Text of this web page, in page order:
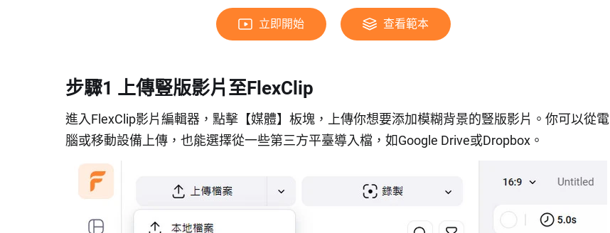
立即開始 查看範本
步驟1 上傳豎版影片至FlexClip
進入FlexClip影片編輯器，點擊【媒體】板塊，上傳你想要添加模糊背景的豎版影片。你可以從電
腦或移動設備上傳，也能選擇從一些第三方平臺導入檔，如Google Drive或Dropbox。